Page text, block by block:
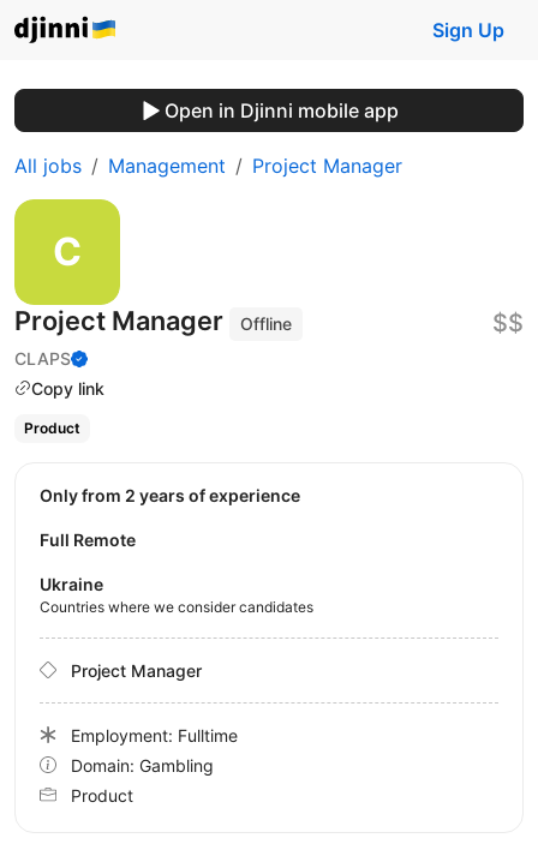
Sign Up
Open in Djinni mobile app
All jobs Management Project Manager
Project Manager
Offline
CLAPS
Copy link
$$
Product
Only from 2 years of experience
Full Remote
Ukraine
Countries where we consider candidates
Project Manager
Employment: Fulltime
Domain: Gambling
Product